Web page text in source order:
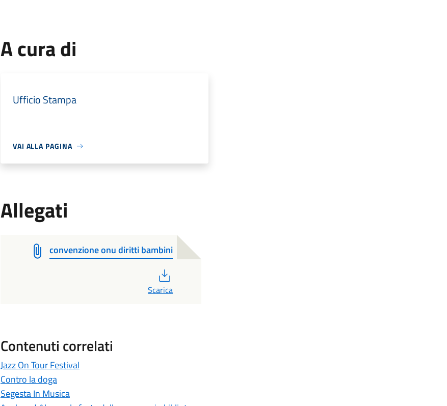
A cura di
Ufficio Stampa
VAI ALLA PAGINA
Allegati
convenzione onu diritti bambini
Scarica
Contenuti correlati
Jazz On Tour Festival
Contro la doga
Segesta In Musica